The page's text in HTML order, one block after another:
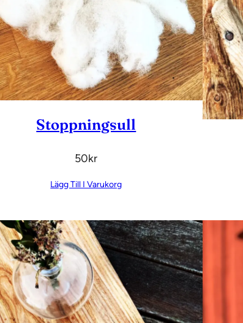
Stoppningsull
50Kr
Lägg Till I Varukorg